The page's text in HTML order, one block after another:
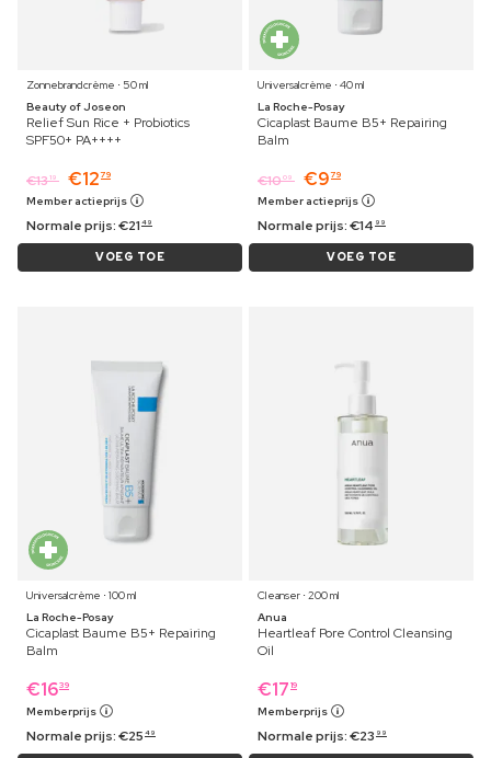
Zonnebrandcrème ⋅ 50 ml
Beauty of Joseon
Relief Sun Rice + Probiotics
SPF50+ PA++++
€1319 €12 79
Member actieprijs
Normale prijs:€21 49
VOEG TOE
Universalcrème ⋅ 40 ml
La Roche-Posay
Cicaplast Baume B5+ Repairing
Balm
€1009 €9 79
Member actieprijs
Normale prijs:€14 99
VOEG TOE
Universalcrème ⋅ 100 ml
La Roche-Posay
Cicaplast Baume B5+ Repairing
Balm
€1639
Memberprijs
Normale prijs:€25 49
Cleanser ⋅ 200 ml
Anua
Heartleaf Pore Control Cleansing
Oil
€17 19
Memberprijs
Normale prijs:€23 99